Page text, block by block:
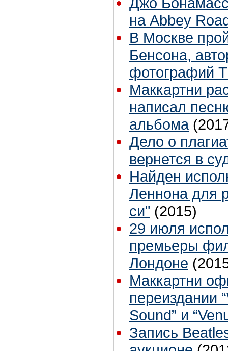
на Abbey
В Москве
Бенсона,
фотографий
Маккартни
написал
альбома
Дело о
вернется в
Найден
Леннона для
си" (2015)
29 июля
премьеры
Лондоне
Маккартни
переиздании
Sound” и
Запись